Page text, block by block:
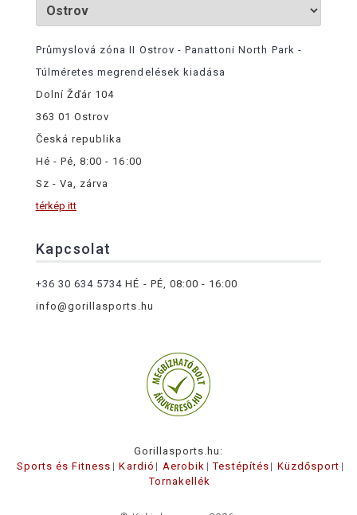
Průmyslová zóna II Ostrov - Panattoni North Park -
Túlméretes megrendelések kiadása
Dolní Žďár 104
363 01 Ostrov
Česká republika
Hé - Pé, 8:00 - 16:00
Sz - Va, zárva
térkép itt
Kapcsolat
+36 30 634 5734 HÉ - PÉ, 08:00 - 16:00
info@gorillasports.hu
Gorillasports.hu:
Sports és Fitness
Kardió Aerobik Testépítés
Küzdősport
Tornakellék